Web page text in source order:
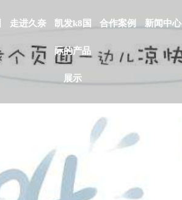
走进久奈 凯发k8国
际的产品
展示
合作案例 新闻中心